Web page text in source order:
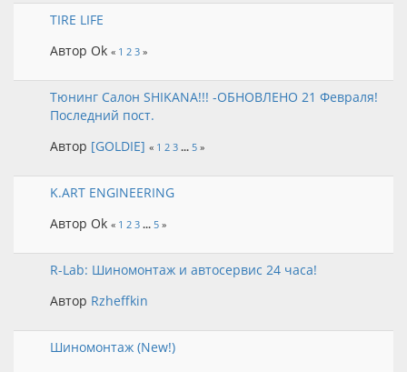
TIRE LIFE
Автор Ok « 1 2 3 »
Тюнинг Салон SHIKANA!!! -ОБНОВЛЕНО 21 Февраля!
Последний пост.
Автор [GOLDIE] « 1 2 3 ... 5 »
K.ART ENGINEERING
Автор Ok « 1 2 3 ... 5 »
R-Lab: Шиномонтаж и автосервис 24 часа!
Автор Rzheffkin
Шиномонтаж (New!)